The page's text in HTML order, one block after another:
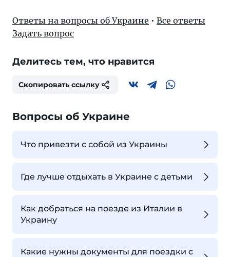
Ответы на вопросы об Украине • Все ответы
Задать вопрос
Делитесь тем, что нравится
Скопировать ссылку
Вопросы об Украине
Что привезти с собой из Украины
Где лучше отдыхать в Украине с детьми
Как добраться на поезде из Италии в
Украину
Какие нужны документы для поездки с